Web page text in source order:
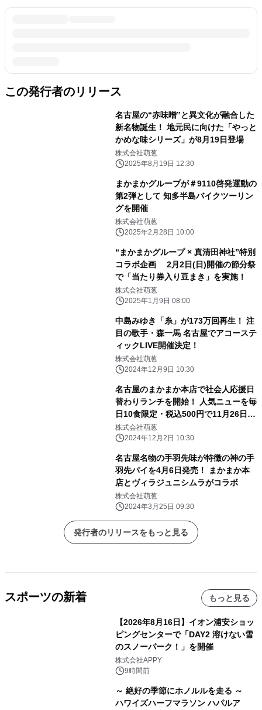
この発行者のリリース
名古屋の“赤味噌”と異文化が融合した
新名物誕生！ 地元民に向けた「やっと
かめな味シリーズ」が8月19日登場
株式会社萌葱
2025年8月19日 12:30
まかまかグループが＃9110啓発運動の
第2弾として 知多半島バイクツーリン
グを開催
株式会社萌葱
2025年2月28日 10:00
“まかまかグループ × 真清田神社”特別
コラボ企画 2月2日(日)開催の節分祭
で「当たり券入り豆まき」を実施！
株式会社萌葱
2025年1月9日 08:00
中島みゆき「糸」が173万回再生！ 注
目の歌手・森一馬 名古屋でアコーステ
ィックLIVE開催決定！
株式会社萌葱
2024年12月9日 10:30
名古屋のまかまか本店で社会人応援日
替わりランチを開始！ 人気ニューを毎
日10食限定・税込500円で11月26日よ
り提供開始
株式会社萌葱
2024年12月2日 10:30
名古屋名物の手羽先味が特徴の神の手
羽先パイを4月6日発売！ まかまか本
店とヴィラジュニシムラがコラボ
株式会社萌葱
2024年3月25日 09:30
発行者のリリースをもっと見る
スポーツの新着 もっと見る
【2026年8月16日】イオン浦安ショッ
ピングセンターで「DAY2 溶けない雪
のスノーパーク！」を開催
株式会社APPY
9時間前
～ 絶好の季節にホノルルを走る ～
ハワイズハーフマラソン ハパルア